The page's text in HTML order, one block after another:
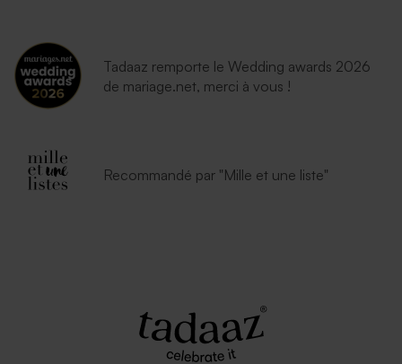
Tadaaz remporte le Wedding awards 2026
de mariage.net, merci à vous !
Recommandé par "Mille et une liste"